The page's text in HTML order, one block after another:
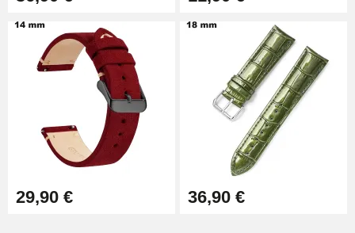
29,90 € 36,90 €